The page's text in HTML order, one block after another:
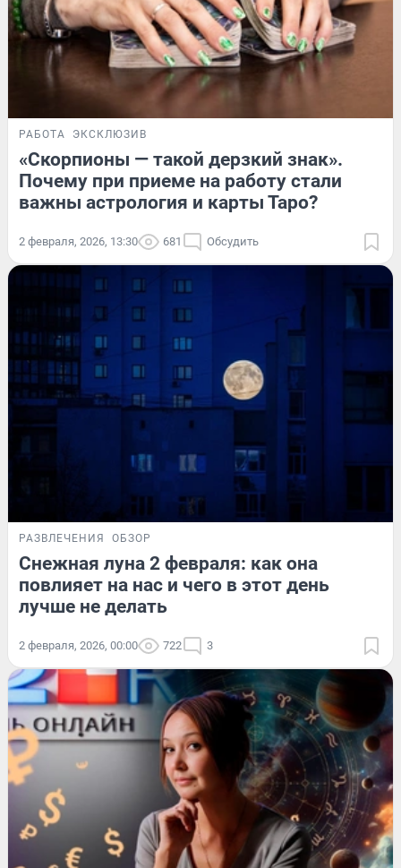
РАБОТА ЭКСКЛЮЗИВ
«Скорпионы — такой дерзкий знак».
Почему при приеме на работу стали
важны астрология и карты Таро?
2 февраля, 2026, 13:30 681 Обсудить
РАЗВЛЕЧЕНИЯ ОБЗОР
Снежная луна 2 февраля: как она
повлияет на нас и чего в этот день
лучше не делать
2 февраля, 2026, 00:00 722 3